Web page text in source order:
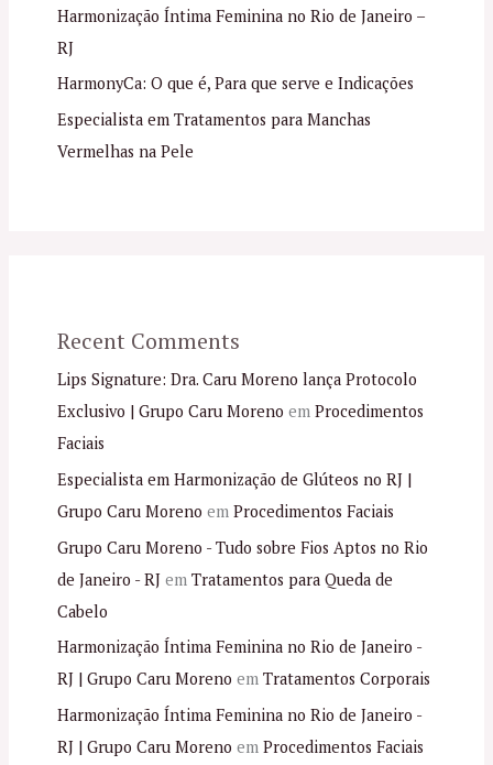
Harmonização Íntima Feminina no Rio de Janeiro –
RJ
HarmonyCa: O que é, Para que serve e Indicações
Especialista em Tratamentos para Manchas
Vermelhas na Pele
Recent Comments
Lips Signature: Dra. Caru Moreno lança Protocolo
Exclusivo | Grupo Caru Moreno em Procedimentos
Faciais
Especialista em Harmonização de Glúteos no RJ |
Grupo Caru Moreno em Procedimentos Faciais
Grupo Caru Moreno - Tudo sobre Fios Aptos no Rio
de Janeiro - RJem Tratamentos para Queda de
Cabelo
Harmonização Íntima Feminina no Rio de Janeiro -
RJ | Grupo Caru Moreno em Tratamentos Corporais
Harmonização Íntima Feminina no Rio de Janeiro -
RJ | Grupo Caru Moreno em Procedimentos Faciais